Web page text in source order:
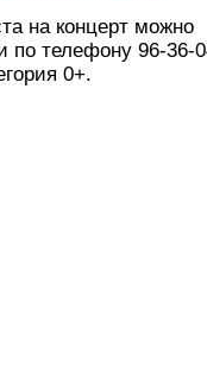
на концерт можно
по телефону 96-36-
0+.